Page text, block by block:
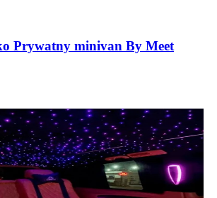
Prywatny minivan By Meet